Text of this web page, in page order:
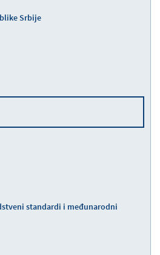
Srbije
standardi i međunarodni